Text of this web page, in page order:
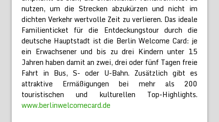
nutzen, um die Strecken abzukürzen und nicht im
dichten Verkehr wertvolle Zeit zu verlieren. Das ideale
Familienticket für die Entdeckungstour durch die
deutsche Hauptstadt ist die Berlin Welcome Card: je
ein Erwachsener und bis zu drei Kindern unter 15
Jahren haben damit an zwei, drei oder fünf Tagen freie
Fahrt in Bus, S- oder U-Bahn. Zusätzlich gibt es
attraktive Ermäßigungen bei mehr als 200
touristischen und kulturellen Top-Highlights.
www.berlinwelcomecard.de